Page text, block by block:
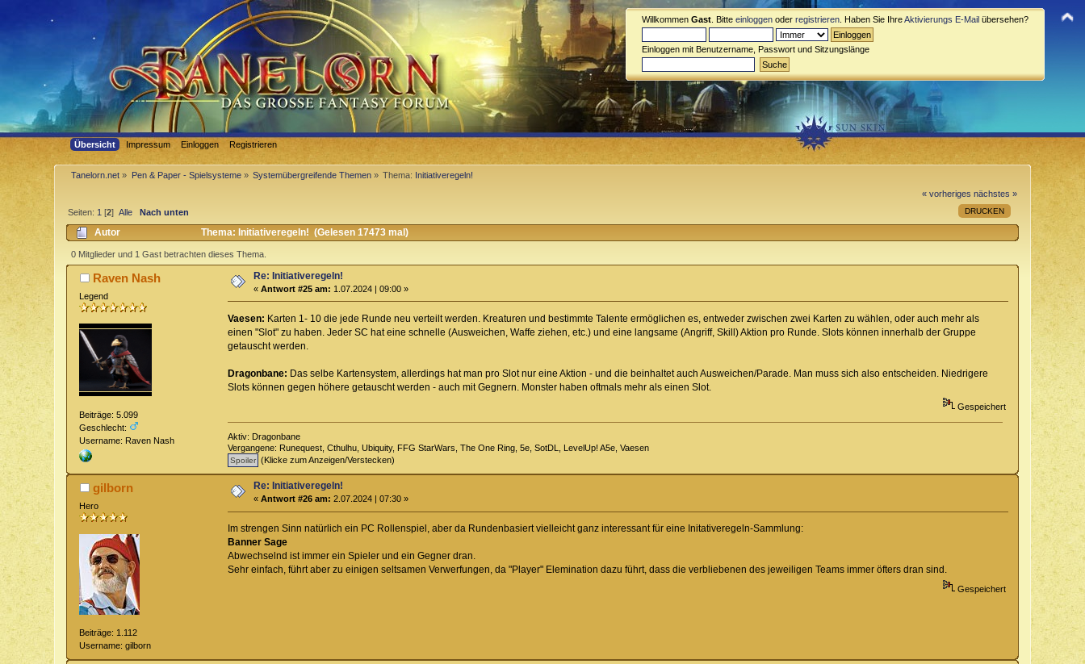
Willkommen Gast . Bitte einloggen oder registrieren . Haben Sie IhreAktivierungs E-Mail übersehen?
Einloggen mit Benutzername, Passwort und Sitzungslänge
Übersicht Impressum Einloggen Registrieren
Tanelorn.net » Pen & Paper - Spielsysteme» Systemübergreifende Themen » Thema: Initiativeregeln!
« vorheriges nächstes »
DRUCKEN
Seiten: 1 [2]Alle Nach unten
Autor Thema: Initiativeregeln! (Gelesen 17473 mal)
0 Mitglieder und 1 Gast betrachten dieses Thema.
Raven Nash
Legend
Beiträge: 5.099
Geschlecht:
Username: Raven Nash
Re: Initiativeregeln!
«Antwort #25 am: 1.07.2024 | 09:00 »
Vaesen: Karten 1- 10 die jede Runde neu verteilt werden. Kreaturen und bestimmte Talente ermöglichen es, entweder zwischen zwei Karten zu wählen, oder auch mehr als
einen "Slot" zu haben. Jeder SC hat eine schnelle (Ausweichen, Waffe ziehen, etc.) und eine langsame (Angriff, Skill) Aktion pro Runde. Slots können innerhalb der Gruppe
getauscht werden.
Dragonbane: Das selbe Kartensystem, allerdings hat man pro Slot nur eine Aktion - und die beinhaltet auch Ausweichen/Parade. Man muss sich also entscheiden. Niedrigere
Slots können gegen höhere getauscht werden - auch mit Gegnern. Monster haben oftmals mehr als einen Slot.
Gespeichert
Aktiv: Dragonbane
Vergangene: Runequest, Cthulhu, Ubiquity, FFG StarWars, The One Ring, 5e, SotDL, LevelUp! A5e, Vaesen
(Klicke zum Anzeigen/Verstecken)
gilborn
Hero
Beiträge: 1.112
Username: gilborn
Re: Initiativeregeln!
«Antwort #26 am: 2.07.2024 | 07:30 »
Im strengen Sinn natürlich ein PC Rollenspiel, aber da Rundenbasiert vielleicht ganz interessant für eine Initativeregeln-Sammlung:
Banner Sage
Abwechselnd ist immer ein Spieler und ein Gegner dran.
Sehr einfach, führt aber zu einigen seltsamen Verwerfungen, da "Player" Elemination dazu führt, dass die verbliebenen des jeweiligen Teams immer öfters dran sind.
Gespeichert